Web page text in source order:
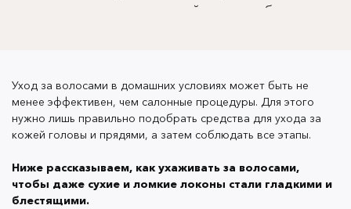
то естественный процесс обновления,
Расчёсывать волосы нужно от кончиков. Бережно, без
резких движений расчесать концы, придерживая
при этом длину, а затем постепенно продвигаться к
Уход за волосами в домашних условиях может быть не
менее эффективен, чем салонные процедуры. Для этого
нужно лишь правильно подобрать средства для ухода за
кожей головы и прядями, а затем соблюдать все этапы.
Ниже рассказываем, как ухаживать за волосами,
чтобы даже сухие и ломкие локоны стали гладкими и
блестящими.